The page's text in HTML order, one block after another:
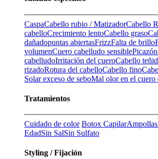
CaspaCabello rubio / MatizadorCabello
cabelloCrecimiento lentoCabello graso
dañadopuntas abiertasFrizzFalta de brillo
volumenCuero cabelludo sensible
cabelludoIrritación del cueroCabello
rizadoRotura del cabelloCabello fino
Solarexceso de seboMal olor en el cuero
Tratamientos
Cuidado de color Botox CapilarAmpollas
EdadSin SalSin Sulfato
Styling / Fijación